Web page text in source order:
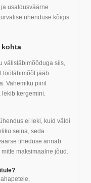
usaldusväärne
ühenduse kõigis
kohta
välisläbimõõduga siis,
tööläbimõõt jääb
Vahemiku piiril
lekib kergemini.
ei leki, kuid väldi
seina, seda
tiheduse annab
maksimaalne jõud.